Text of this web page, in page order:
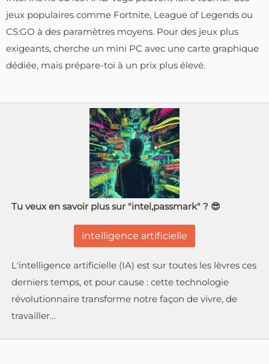
jeux populaires comme Fortnite, League of Legends ou
CS:GO à des paramètres moyens. Pour des jeux plus
exigeants, cherche un mini PC avec une carte graphique
dédiée, mais prépare-toi à un prix plus élevé.
Tu veux en savoir plus sur "intel,passmark" ? 😎
intelligence artificielle
L'intelligence artificielle (IA) est sur toutes les lèvres ces
derniers temps, et pour cause : cette technologie
révolutionnaire transforme notre façon de vivre, de
travailler…